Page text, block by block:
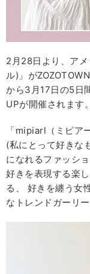
2月28日より、ア
ル)」が
から3⽉17⽇の5⽇
UPが開催されます。
「mipiarl（ミピア
(私にとって好きな
になれるファッシ
好きを表現する楽
る、 好きを纏う⼥
なトレンドガーリ